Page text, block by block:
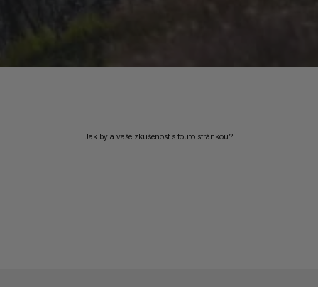
Jak byla vaše zkušenost s touto stránkou?